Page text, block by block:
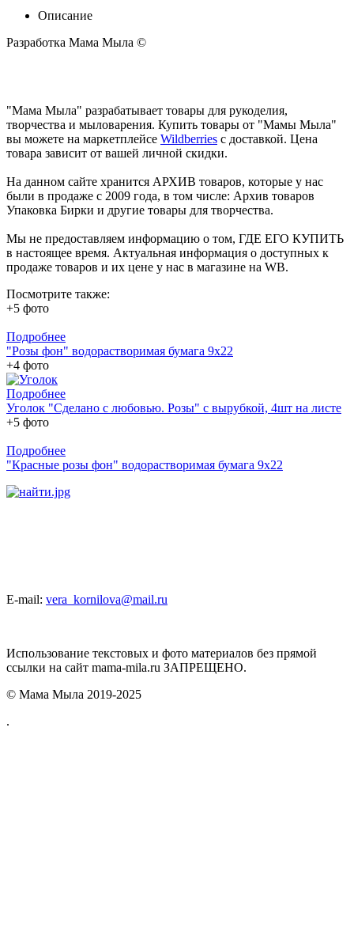
Описание
Разработка Мама Мыла ©
"Мама Мыла" разрабатывает товары для рукоделия,
творчества и мыловарения. Купить товары от "Мамы Мыла"
вы можете на маркетплейсе Wildberries с доставкой. Цена
товара зависит от вашей личной скидки.
На данном сайте хранится АРХИВ товаров, которые у нас
были в продаже с 2009 года, в том числе: Архив товаров
Упаковка Бирки и другие товары для творчества.
Мы не предоставляем информацию о том, ГДЕ ЕГО КУПИТЬ
в настоящее время. Актуальная информация о доступных к
продаже товаров и их цене у нас в магазине на WB.
Посмотрите также:
+5 фото
Подробнее
"Розы фон" водорастворимая бумага 9х22
+4 фото
Подробнее
Уголок "Сделано с любовью. Розы" с вырубкой, 4шт на листе
+5 фото
Подробнее
"Красные розы фон" водорастворимая бумага 9х22
E-mail: vera_kornilova@mail.ru
Использование текстовых и фото материалов без прямой
ссылки на сайт mama-mila.ru ЗАПРЕЩЕНО.
© Мама Мыла 2019-2025
.